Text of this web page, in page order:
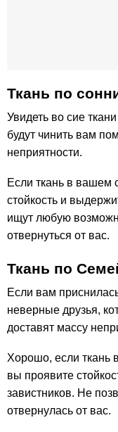
Ткань по
Увидеть во сие
будут чинить вам
неприятности.
Если ткань в вашем
стойкость и
ищут любую
отвернуться от вас.
Ткань по
Если вам
неверные друзья,
доставят массу
Хорошо, если ткань
вы проявите
завистников. Не
отвернулась от вас.